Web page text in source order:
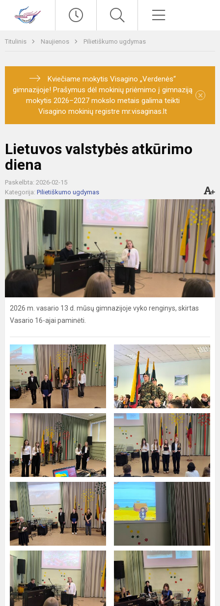
Titulinis Naujienos Pilietiškumo ugdymas
Kviečiame mokytis Visagino „Verdenės“
gimnazijoje! Prašymus dėl mokinių priėmimo į gimnaziją
mokytis 2026–2027 mokslo metais galima teikti
Visagino mokinių registre mr.visaginas.lt
×
Lietuvos valstybės atkūrimo
diena
Paskelbta: 2026-02-15
Kategorija: Pilietiškumo ugdymas
2026 m. vasario 13 d. mūsų gimnazijoje vyko renginys, skirtas
Vasario 16-ajai paminėti.